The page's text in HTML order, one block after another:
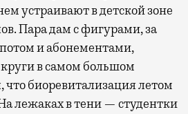
устраивают в детской зоне
Пара дам с фигурами, за
и абонементами,
в самом большом
что биоревитализация летом
лежаках в тени — студентки